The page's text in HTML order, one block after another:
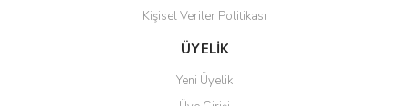
Kişisel Veriler Politikası
ÜYELİK
Yeni Üyelik